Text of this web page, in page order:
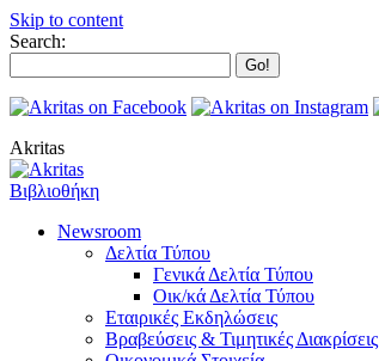
Skip to content
Search:
Akritas
Βιβλιοθήκη
Newsroom
Δελτία Τύπου
Γενικά Δελτία Τύπου
Οικ/κά Δελτία Τύπου
Εταιρικές Εκδηλώσεις
Βραβεύσεις & Τιμητικές Διακρίσεις